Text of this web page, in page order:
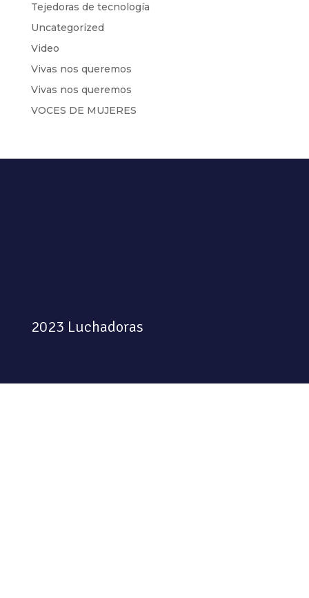
Tejedoras de tecnología
Uncategorized
Video
Vivas nos queremos
Vivas nos queremos
VOCES DE MUJERES
2023 Luchadoras